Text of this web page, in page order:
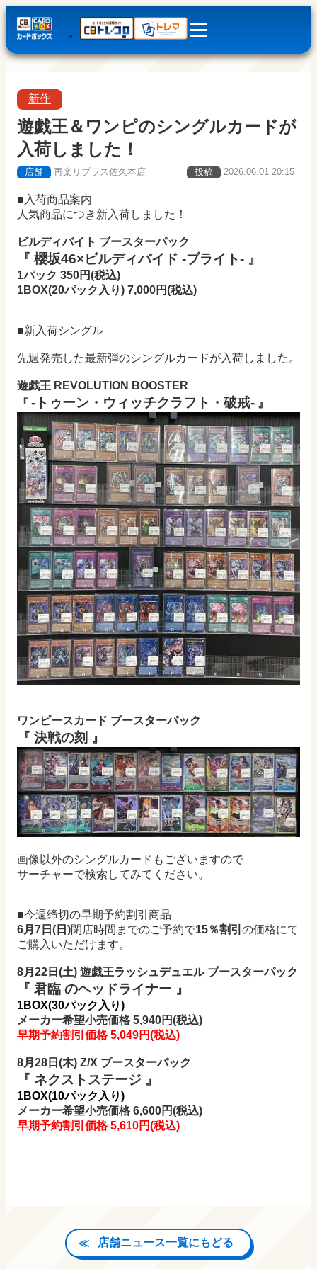
新作
遊戯王＆ワンピのシングルカードが
入荷しました！
店舗 再楽リプラス佐久本店 投稿 2026.06.01 20:15
■入荷商品案内
人気商品につき新入荷しました！
ビルディバイト ブースターパック
『 櫻坂46×ビルディバイド -ブライト- 』
1パック 350円(税込)
1BOX(20パック入り) 7,000円(税込)
■新入荷シングル
先週発売した最新弾のシングルカードが入荷しました。
遊戯王 REVOLUTION BOOSTER
『 -トゥーン・ウィッチクラフト・破戒- 』
ワンピースカード ブースターパック
『 決戦の刻 』
画像以外のシングルカードもございますので
サーチャーで検索してみてください。
■今週締切の早期予約割引商品
6月7日(日)閉店時間までのご予約で15％割引 の価格にて
ご購入いただけます。
8月22日(土) 遊戯王ラッシュデュエル ブースターパック
『 君臨 のヘッドライナー 』
1BOX(30パック入り)
メーカー希望小売価格 5,940円(税込)
早期予約割引価格 5,049円(税込)
8月28日(木) Z/X ブースターパック
『 ネクストステージ 』
1BOX(10パック入り)
メーカー希望小売価格 6,600円(税込)
早期予約割引価格 5,610円(税込)
店舗ニュース一覧にもどる